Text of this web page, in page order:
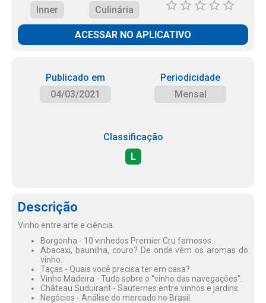
Inner
Culinária
ACESSAR NO APLICATIVO
Publicado em
04/03/2021
Periodicidade
Mensal
Classificação
L
Descrição
Vinho entre arte e ciência.
Borgonha - 10 vinhedos Premier Cru famosos.
Abacaxi, baunilha, couro? De onde vêm os aromas do
vinho.
Taças - Quais você precisa ter em casa?
Vinho Madeira - Tudo sobre o "vinho das navegações".
Château Suduirant - Sauternes entre vinhos e jardins.
Negócios - Análise do mercado no Brasil.